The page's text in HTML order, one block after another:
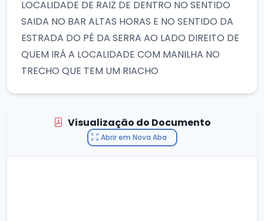
LOCALIDADE DE RAIZ DE DENTRO NO SENTIDO
SAIDA NO BAR ALTAS HORAS E NO SENTIDO DA
ESTRADA DO PÉ DA SERRA AO LADO DIREITO DE
QUEM IRÁ A LOCALIDADE COM MANILHA NO
TRECHO QUE TEM UM RIACHO
Visualização do Documento
Abrir em Nova Aba